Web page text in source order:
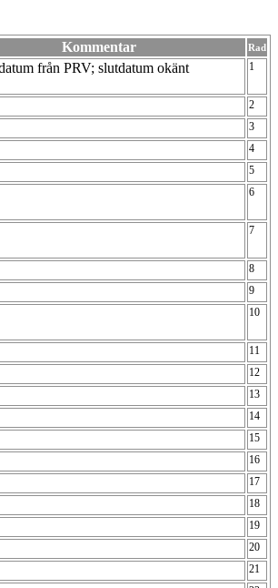
Kommentar Rad
från PRV; slutdatum okänt 1
2
3
4
5
6
7
8
9
10
11
12
13
14
15
16
17
18
19
20
21